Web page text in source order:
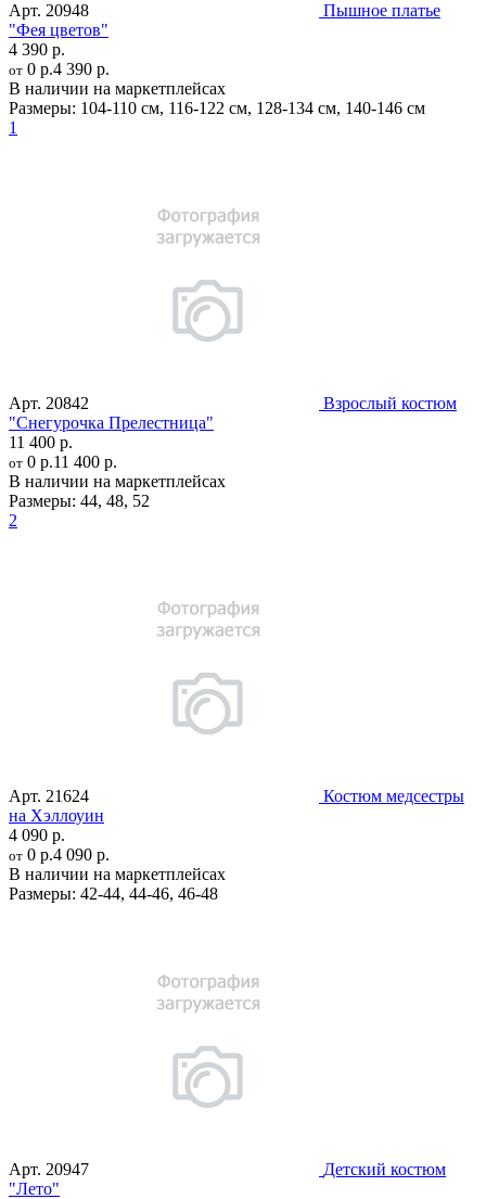
Арт. 20948
Пышное платье
"Фея цветов"
4 390 р.
от 0 р.4 390 р.
В наличии на маркетплейсах
Размеры: 104-110 см, 116-122 см, 128-134 см, 140-146 см
1
Арт. 20842
Взрослый костюм
"Снегурочка Прелестница"
11 400 р.
от 0 р.11 400 р.
В наличии на маркетплейсах
Размеры: 44, 48, 52
2
Арт. 21624
Костюм медсестры
на Хэллоуин
4 090 р.
от 0 р.4 090 р.
В наличии на маркетплейсах
Размеры: 42-44, 44-46, 46-48
Арт. 20947
Детский костюм
"Лето"